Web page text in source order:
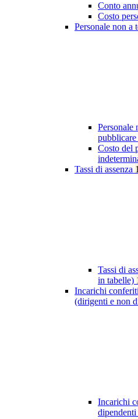
Conto
Costo
Personale non a
Personale
Costo del
Tassi di assenza
Tassi di
in tabelle)
Incarichi
(dirigenti e non
Incarichi